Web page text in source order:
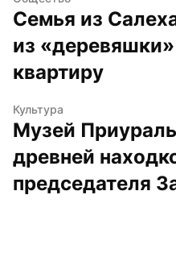
Семья из
из
квартиру
Культура
Музей
древней
председателя